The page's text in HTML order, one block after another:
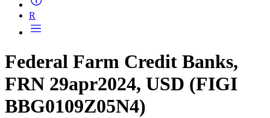
R
Federal Farm Credit Banks,
FRN 29apr2024, USD (FIGI
BBG0109Z05N4)